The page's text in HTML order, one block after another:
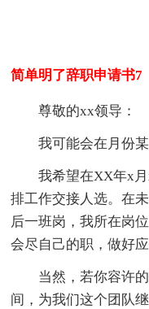
简单明了辞职申请书7
尊敬的xx领导：
我可能会在月份
我希望在XX年x
排工作交接人选。在
后一班岗，我所在岗
会尽自己的职，做好应
当然，若你容许
间，为我们这个团队